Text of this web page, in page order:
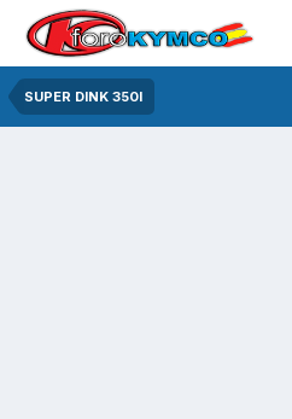
SUPER DINK 350I